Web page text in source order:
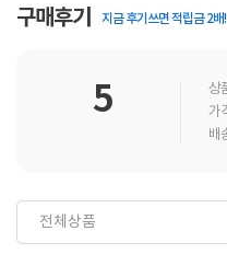
구매후기 지금 후기쓰면 적립금 2배!
5 상
가
배